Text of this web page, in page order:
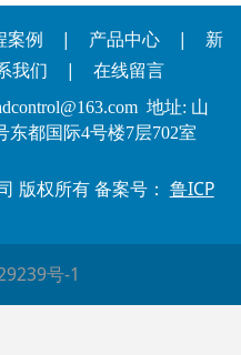
案例 | 产品中心| 新
我们 | 在线留言
地址: 山
东都国际4号楼7层702室
版权所有 备案号： 鲁ICP
号-1